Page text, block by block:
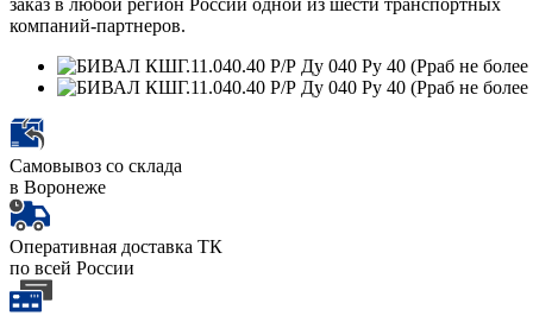
заказ в любой регион России одной из шести транспортных
компаний-партнеров.
Самовывоз со склада
в Воронеже
Оперативная доставка ТК
по всей России